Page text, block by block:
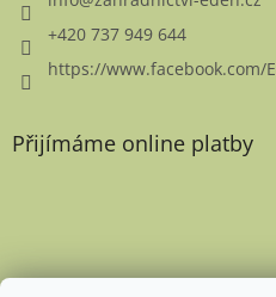
+420 737 949 644
https://www.facebook.com/
Přijímáme online platby